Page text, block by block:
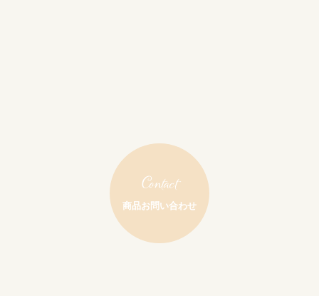
Contact
商品お問い合わせ